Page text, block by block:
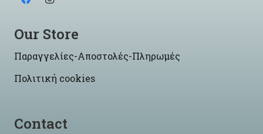
Our Store
Παραγγελίες-Αποστολές-Πληρωμές
Πολιτική cookies
Contact